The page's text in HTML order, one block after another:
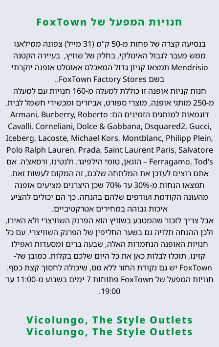
חנויות המפעל של FoxTown
בנסיעה קצרה של פחות מ-50 ק"מ (31 מייל) צפונה ממילאנו
ממש מעבר לגבול האיטלקי, בחלק של שוויץ, בעיירה הקטנה
Mendrisio תמצאו קניון גדול המאכלס אאוטלט אופנה יוקרתי
בשם FoxTown Factory Stores..
חנות קניות אופנה זו כוללת למעלה מ-160 חנויות עם למעלה
מ-250 מותגי אופנה, מוצרי ספורט, אביזרים ומכשירי חשמל לבית.
דוגמאות למותגים הזמינים הם: Armani, Burberry, Roberto
Cavalli, Corneliani, Dolce & Gabbana, Dsquared2, Gucci,
Iceberg, Lacoste, Michael Kors, Montblanc, Philipp Plein,
Polo Ralph Lauren, Prada, Saint Laurent Paris, Salvatore
Ferragamo, Tod's – הוגאן, טומי הילפיגר, ולנטינו, ורסאצ'ה. אם
אתם רוצים לעדכן את המלתחה שלכם, זה המקום לעשות זאת.
תמצאו הנחות מ-30% עד 70% שכן היצרנים מציעים אופנה
מהעונה הקודמת ועודפים שלהם בהנחה. כך הם יכולים להציע
איכות גבוהה במחירים אטרקטיביים.
אבל צריך לזכור שהמטבע בשוויץ הוא הפרנק השוויצרי ולא האירו,
ולכן ההנחה תלויה גם בשער החליפין של הפרנק השוויצרי. עם כל
חנויות האופנה הנחמדות האלה, שבעה ברים ומסעדות ואפילו
קזינו, תוכלו לבלות כאן את כל היום שלכם בקלות. כמובן של-
FoxTown יש גם נקודת החזר ללא מס, שיכולה לחסוך קצת כסף.
חנויות המפעל של FoxTown פתוחות 7 ימים בשבוע מ-11:00 עד
19:00.
Vicolungo, The Style Outlets
Vicolungo, The Style Outlets